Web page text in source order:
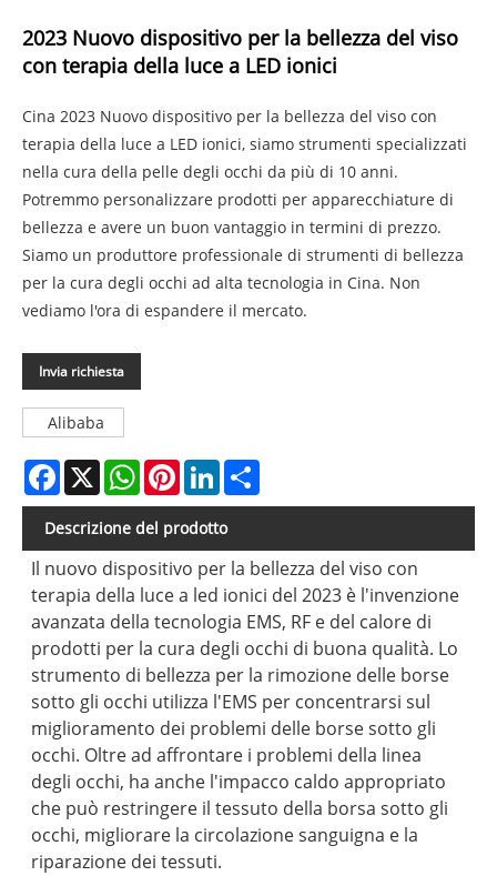
2023 Nuovo dispositivo per la bellezza del viso
con terapia della luce a LED ionici
Cina 2023 Nuovo dispositivo per la bellezza del viso con
terapia della luce a LED ionici, siamo strumenti specializzati
nella cura della pelle degli occhi da più di 10 anni.
Potremmo personalizzare prodotti per apparecchiature di
bellezza e avere un buon vantaggio in termini di prezzo.
Siamo un produttore professionale di strumenti di bellezza
per la cura degli occhi ad alta tecnologia in Cina. Non
vediamo l'ora di espandere il mercato.
Invia richiesta
Alibaba
Facebook
X WhatsAppPinterestLinkedIn
Descrizione del prodotto
Il nuovo dispositivo per la bellezza del viso con
terapia della luce a led ionici del 2023 è l'invenzione
avanzata della tecnologia EMS, RF e del calore di
prodotti per la cura degli occhi di buona qualità. Lo
strumento di bellezza per la rimozione delle borse
sotto gli occhi utilizza l'EMS per concentrarsi sul
miglioramento dei problemi delle borse sotto gli
occhi. Oltre ad affrontare i problemi della linea
degli occhi, ha anche l'impacco caldo appropriato
che può restringere il tessuto della borsa sotto gli
occhi, migliorare la circolazione sanguigna e la
riparazione dei tessuti.